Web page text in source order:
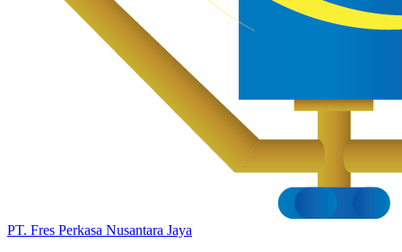
PT. Fres Perkasa Nusantara Jaya